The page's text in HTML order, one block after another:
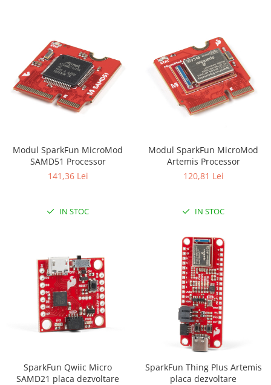
Modul SparkFun MicroMod
SAMD51 Processor
141,36 Lei
IN STOC
Modul SparkFun MicroMod
Artemis Processor
120,81 Lei
IN STOC
SparkFun Qwiic Micro
SAMD21 placa dezvoltare
SparkFun Thing Plus Artemis
placa dezvoltare